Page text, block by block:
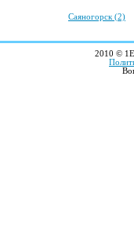
Саяногорск (2)
2010 ©